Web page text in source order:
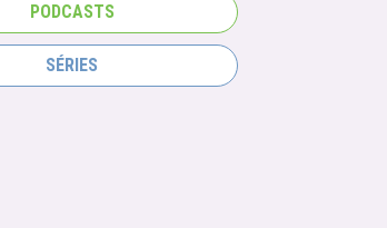
PODCASTS
SÉRIES